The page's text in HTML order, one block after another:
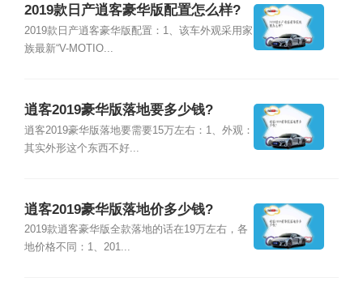
2019款日产逍客豪华版配置怎么样?
2019款日产逍客豪华版配置：1、该车外观采用家
族最新“V-MOTIO...
逍客2019豪华版落地要多少钱?
逍客2019豪华版落地要需要15万左右：1、外观：
其实外形这个东西不好...
逍客2019豪华版落地价多少钱?
2019款逍客豪华版全款落地的话在19万左右，各
地价格不同：1、201...